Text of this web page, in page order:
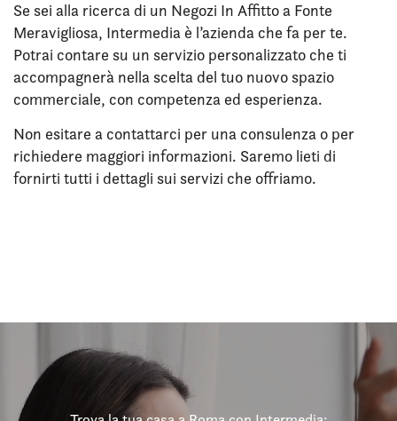
Se sei alla ricerca di un Negozi In Affitto a Fonte
Meravigliosa, Intermedia è l’azienda che fa per te.
Potrai contare su un servizio personalizzato che ti
accompagnerà nella scelta del tuo nuovo spazio
commerciale, con competenza ed esperienza.
Non esitare a contattarci per una consulenza o per
richiedere maggiori informazioni. Saremo lieti di
fornirti tutti i dettagli sui servizi che offriamo.